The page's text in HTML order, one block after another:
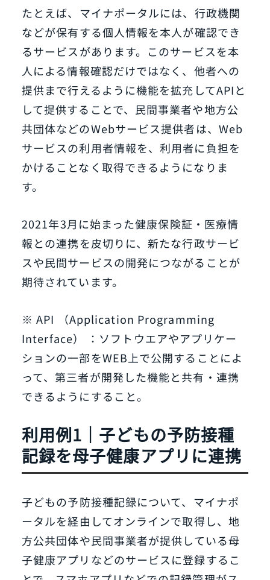
たとえば、マイナポータルには、行政機関
などが保有する個人情報を本人が確認でき
るサービスがあります。このサービスを本
人による情報確認だけではなく、他者への
提供まで行えるように機能を拡充してAPIと
して提供することで、民間事業者や地方公
共団体などのWebサービス提供者は、Web
サービスの利用者情報を、利用者に負担を
かけることなく取得できるようになりま
す。
2021年3月に始まった健康保険証・医療情
報との連携を皮切りに、新たな行政サービ
スや民間サービスの開発につながることが
期待されています。
※ API （Application Programming
Interface） ：ソフトウエアやアプリケー
ションの一部をWEB上で公開することによ
って、第三者が開発した機能と共有・連携
できるようにすること。
利用例1｜子どもの予防接種
記録を母子健康アプリに連携
子どもの予防接種記録について、マイナポ
ータルを経由してオンラインで取得し、地
方公共団体や民間事業者が提供している母
子健康アプリなどのサービスに登録するこ